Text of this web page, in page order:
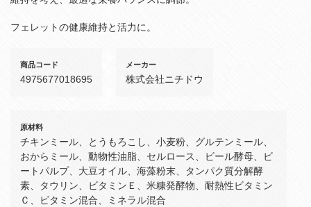
フェレットの健康維持と活力に。
商品コード
4975677018695
メーカー
株式会社ニチドウ
原材料
チキンミール、とうもろこし、小麦粉、グルテンミール、
おからミール、動物性油脂、セルロース、ビール酵母、ビ
ートパルプ、大豆オイル、海藻粉末、タンパク質分解酵
素、タウリン、ビタミンＥ、米糠発酵物、耐熱性ビタミン
Ｃ、ビタミン混合、ミネラル混合